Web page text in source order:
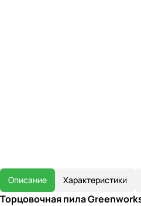
Описание Характеристики
Торцовочная пила